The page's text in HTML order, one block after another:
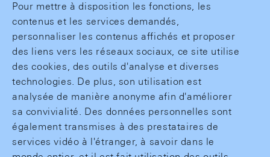
Pour mettre à disposition les fonctions, les
contenus et les services demandés,
personnaliser les contenus affichés et proposer
des liens vers les réseaux sociaux, ce site utilise
des cookies, des outils d'analyse et diverses
technologies. De plus, son utilisation est
analysée de manière anonyme afin d'améliorer
sa convivialité. Des données personnelles sont
également transmises à des prestataires de
services vidéo à l'étranger, à savoir dans le